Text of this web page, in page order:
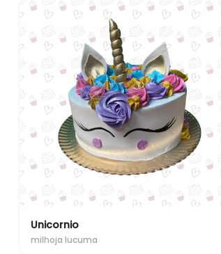
Unicornio
milhoja lucuma